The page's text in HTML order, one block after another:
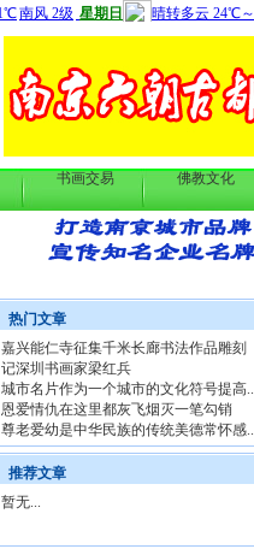
佛教文化
书画交易
热门文章
嘉兴能仁寺征集千米长廊书法作品雕刻
记深圳书画家梁红兵
城市名片作为一个城市的文化符号提高..
恩爱情仇在这里都灰飞烟灭一笔勾销
尊老爱幼是中华民族的传统美德常怀感..
推荐文章
暂无...